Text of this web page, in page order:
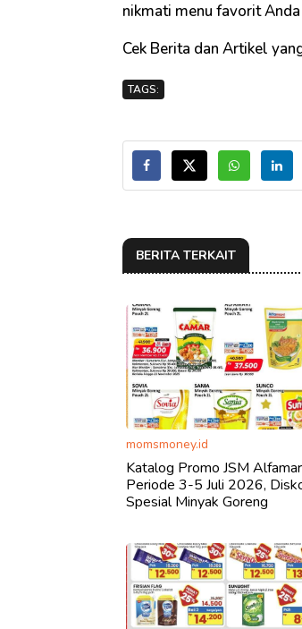
nikmati menu favorit
Cek Berita dan Artikel
TAGS:
BERITA TERKAIT
momsmoney.id
Katalog Promo JSM
Periode 3-5 Juli 2026,
Spesial Minyak Goreng